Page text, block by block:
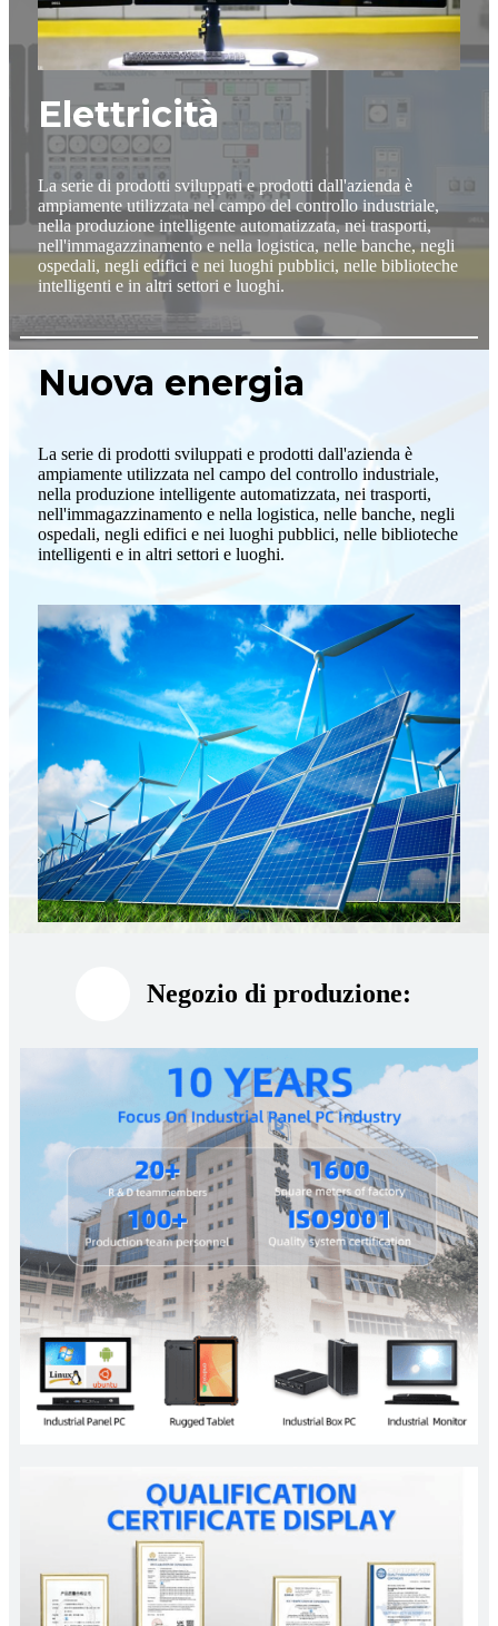
Elettricità
La serie di prodotti sviluppati e prodotti dall'azienda è
ampiamente utilizzata nel campo del controllo industriale,
nella produzione intelligente automatizzata, nei trasporti,
nell'immagazzinamento e nella logistica, nelle banche, negli
ospedali, negli edifici e nei luoghi pubblici, nelle biblioteche
intelligenti e in altri settori e luoghi.
Nuova energia
La serie di prodotti sviluppati e prodotti dall'azienda è
ampiamente utilizzata nel campo del controllo industriale,
nella produzione intelligente automatizzata, nei trasporti,
nell'immagazzinamento e nella logistica, nelle banche, negli
ospedali, negli edifici e nei luoghi pubblici, nelle biblioteche
intelligenti e in altri settori e luoghi.
Negozio di produzione: